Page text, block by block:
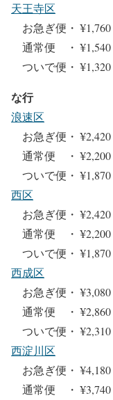
天王寺区
お急ぎ便・
通常便 ・ ¥1,540
ついで便・
な行
浪速区
お急ぎ便・
通常便 ・ ¥2,200
ついで便・
西区
お急ぎ便・
通常便 ・ ¥2,200
ついで便・
西成区
お急ぎ便・
通常便 ・ ¥2,860
ついで便・
西淀川区
お急ぎ便・
通常便 ・ ¥3,740